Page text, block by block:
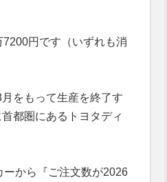
円です（いずれも消
をもって生産を終了す
都圏にあるトヨタディ
ーから『ご注文数が2026